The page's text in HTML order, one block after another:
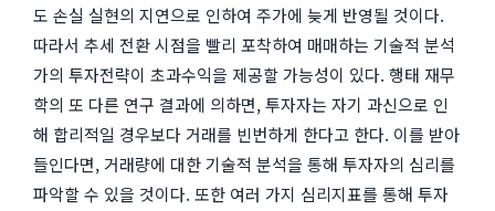
도 손실 실현의 지연으로 인하여 주가에 늦게 반영될 것이다.
따라서 추세 전환 시점을 빨리 포착하여 매매하는 기술적 분석
가의 투자전략이 초과수익을 제공할 가능성이 있다. 행태 재무
학의 또 다른 연구 결과에 의하면, 투자자는 자기 과신으로 인
해 합리적일 경우보다 거래를 빈번하게 한다고 한다. 이를 받아
들인다면, 거래량에 대한 기술적 분석을 통해 투자자의 심리를
파악할 수 있을 것이다. 또한 여러 가지 심리지표를 통해 투자